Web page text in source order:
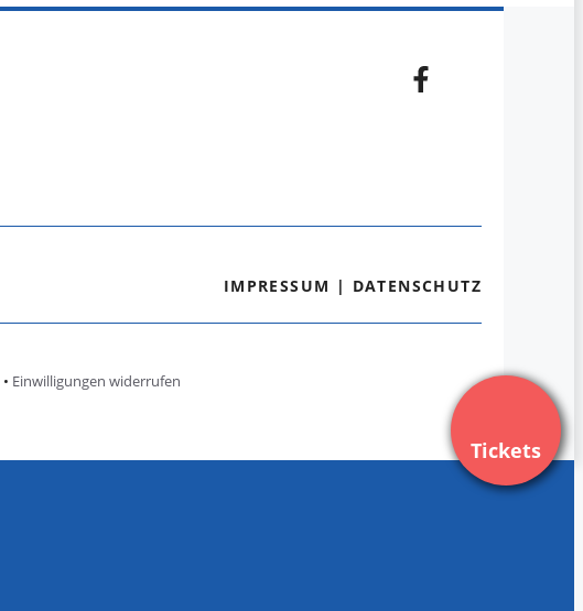
Tickets
IMPRESSUM | DATENSCHUTZ
• Einwilligungen widerrufen